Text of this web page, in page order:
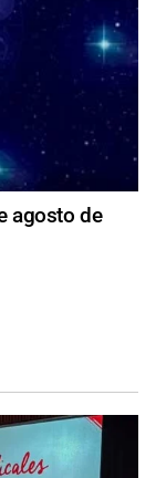
agosto de